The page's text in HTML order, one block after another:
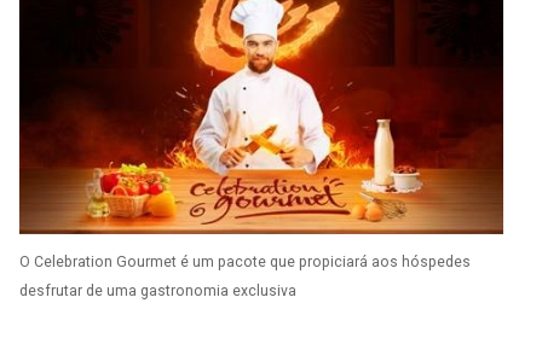
O Celebration Gourmet é um pacote que propiciará aos hóspedes
desfrutar de uma gastronomia exclusiva